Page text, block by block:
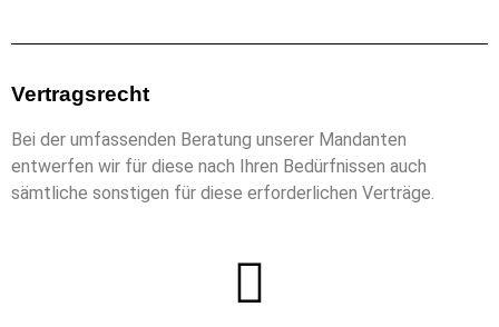
Vertragsrecht
Bei der umfassenden Beratung unserer Mandanten
entwerfen wir für diese nach Ihren Bedürfnissen auch
sämtliche sonstigen für diese erforderlichen Verträge.